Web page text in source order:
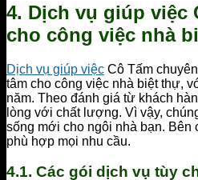
4. Dịch vụ giúp việc
cho công việc nhà
Dịch vụ giúp việc Cô Tấm
tâm cho công việc nhà biệt thự,
năm. Theo đánh giá từ khách
lòng với chất lượng. Vì vậy,
sống mới cho ngôi nhà bạn. Bên
phù hợp mọi nhu cầu.
4.1. Các gói dịch vụ tùy